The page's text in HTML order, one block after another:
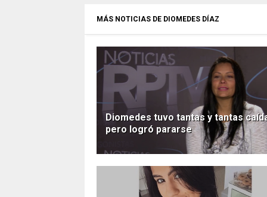
MÁS NOTICIAS DE DIOMEDES DÍAZ
Diomedes tuvo tantas y tantas
pero logró pararse